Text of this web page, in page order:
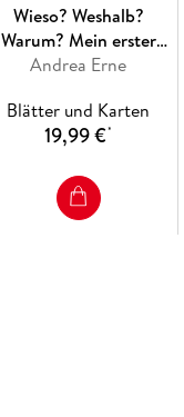
Wieso? Weshalb?
Warum? Mein erster
Weltatlas
Andrea Erne
Blätter und Karten
19,99 €*